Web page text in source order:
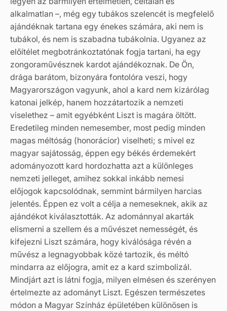
alkalmatlan –, még egy tubákos szelencét is megfelelő
ajándéknak tartana egy énekes számára, aki nem is
tubákol, és nem is szabadna tubákolnia. Ugyanez az
előítélet megbotránkoztatónak fogja tartani, ha egy
zongoraművésznek kardot ajándékoznak. De Ön,
drága barátom, bizonyára fontolóra veszi, hogy
Magyarországon vagyunk, ahol a kard nem kizárólag
katonai jelkép, hanem hozzátartozik a nemzeti
viselethez – amit egyébként Liszt is magára öltött.
Eredetileg minden nemesember, most pedig minden
magas méltóság (honorácior) viselheti; s mivel ez
magyar sajátosság, éppen egy békés érdemekért
adományozott kard hordozhatta azt a különleges
nemzeti jelleget, amihez sokkal inkább nemesi
előjogok kapcsolódnak, semmint bármilyen harcias
jelentés. Éppen ez volt a célja a nemeseknek, akik az
ajándékot kiválasztották. Az adománnyal akarták
elismerni a szellem és a művészet nemességét, és
kifejezni Liszt számára, hogy kiválósága révén a
művész a legnagyobbak közé tartozik, és méltó
mindarra az előjogra, amit ez a kard szimbolizál.
Mindjárt azt is látni fogja, milyen elmésen és szerényen
értelmezte az adományt Liszt. Egészen természetes
módon a Magyar Színház épületében különösen is